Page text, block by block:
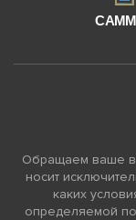
Обращаем ваше
носит
каких
определяемой